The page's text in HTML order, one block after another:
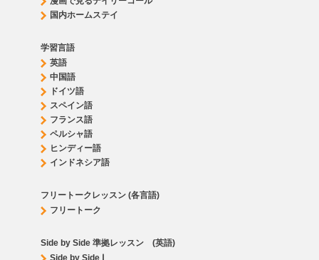
国内ホームステイ
学習言語
英語
中国語
ドイツ語
スペイン語
フランス語
ペルシャ語
ヒンディー語
インドネシア語
フリートークレッスン (各言語)
フリートーク
Side by Side 準拠レッスン (英語)
Side by Side Ⅰ